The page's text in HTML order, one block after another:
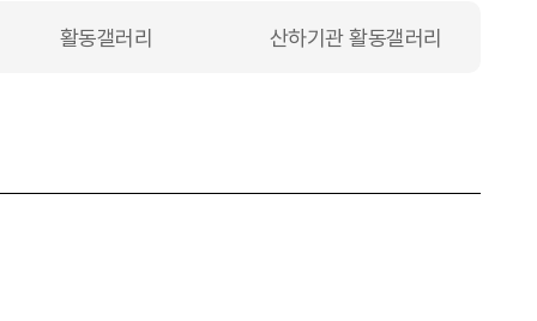
활동갤러리 산하기관 활동갤러리